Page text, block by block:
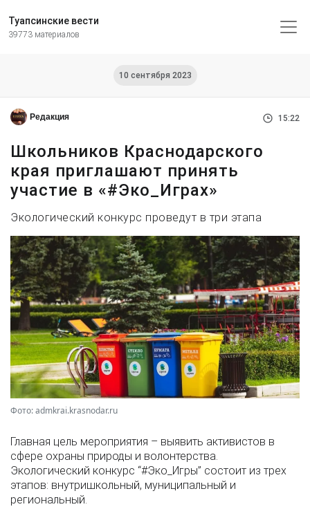
Туапсинские вести
39773 материалов
10 сентября 2023
Редакция 15:22
Школьников Краснодарского
края приглашают принять
участие в «#Эко_Играх»
Экологический конкурс проведут в три этапа
Фото: admkrai.krasnodar.ru
Главная цель мероприятия – выявить активистов в
сфере охраны природы и волонтерства.
Экологический конкурс “#Эко_Игры” состоит из трех
этапов: внутришкольный, муниципальный и
региональный.